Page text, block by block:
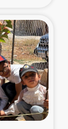
支援
動
冬支援